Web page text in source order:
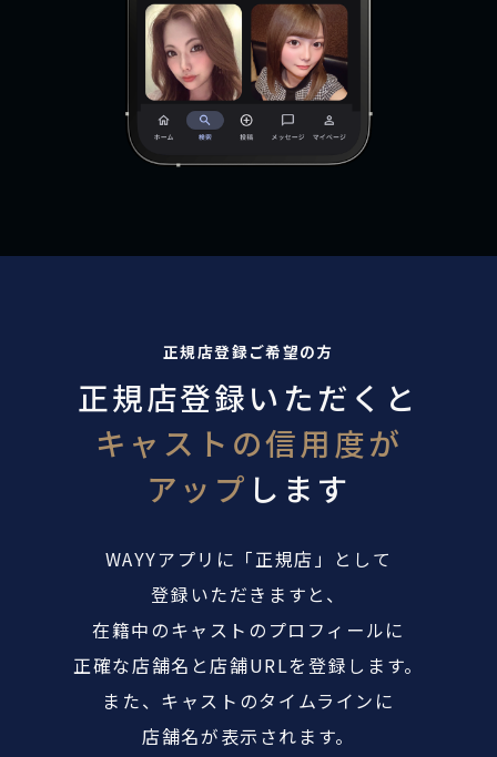
正規店登録ご希望の方
正規店登録いただくと
キャストの信用度が
アップ します
WAYYアプリに「正規店」として
登録いただきますと、
在籍中のキャストのプロフィールに
正確な店舗名と店舗URLを登録します。
また、キャストのタイムラインに
店舗名が表示されます。